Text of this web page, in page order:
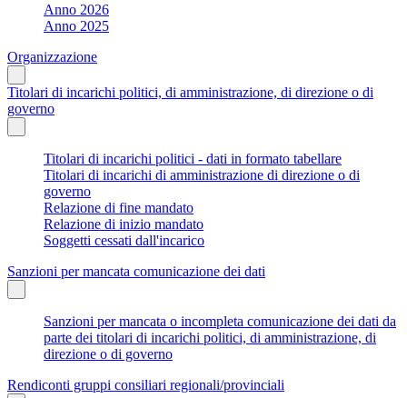
Anno 2026
Anno 2025
Organizzazione
Titolari di incarichi politici, di amministrazione, di direzione o di
governo
Titolari di incarichi politici - dati in formato tabellare
Titolari di incarichi di amministrazione di direzione o di
governo
Relazione di fine mandato
Relazione di inizio mandato
Soggetti cessati dall'incarico
Sanzioni per mancata comunicazione dei dati
Sanzioni per mancata o incompleta comunicazione dei dati da
parte dei titolari di incarichi politici, di amministrazione, di
direzione o di governo
Rendiconti gruppi consiliari regionali/provinciali